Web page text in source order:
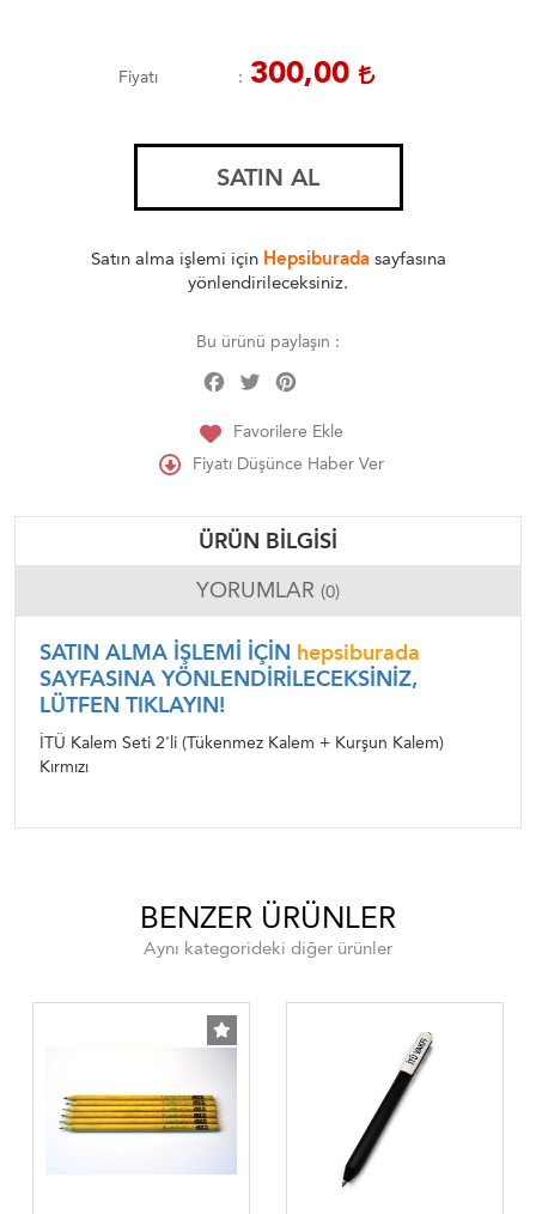
Fiyatı 300,00
SATIN AL
Satın alma işlemi için Hepsiburadasayfasına
yönlendirileceksiniz.
Bu ürünü paylaşın :
Facebook
Twitter
Favorilere Ekle
Fiyatı Düşünce Haber Ver
ÜRÜN BILGISI
YORUMLAR (0)
SATIN ALMA İŞLEMİ İÇİN hepsiburada
SAYFASINA YÖNLENDİRİLECEKSİNİZ,
LÜTFEN TIKLAYIN!
İTÜ Kalem Seti 2'li (Tükenmez Kalem + Kurşun Kalem)
Kırmızı
BENZER ÜRÜNLER
Aynı kategorideki diğer ürünler